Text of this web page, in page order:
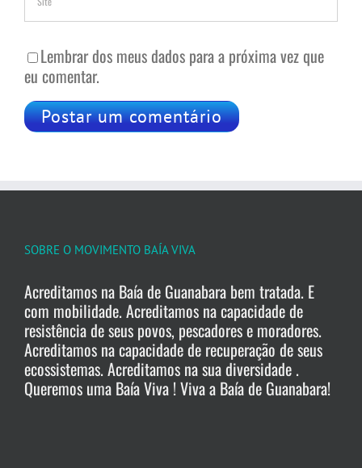
Lembrar dos meus dados para a próxima vez que
eu comentar.
SOBRE O MOVIMENTO BAÍA VIVA
Acreditamos na Baía de Guanabara bem tratada. E
com mobilidade. Acreditamos na capacidade de
resistência de seus povos, pescadores e moradores.
Acreditamos na capacidade de recuperação de seus
ecossistemas. Acreditamos na sua diversidade .
Queremos uma Baía Viva ! Viva a Baía de Guanabara!